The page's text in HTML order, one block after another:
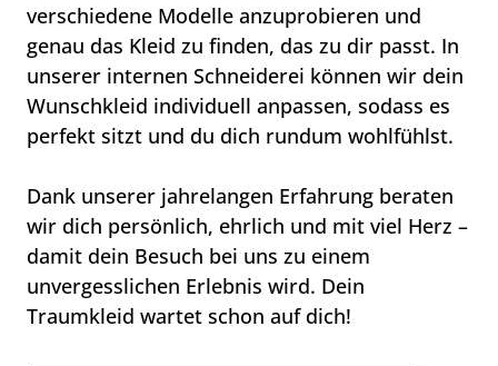
verschiedene Modelle anzuprobieren
genau das Kleid zu finden, das zu dir passt.
unserer internen Schneiderei können wir
Wunschkleid individuell anpassen, sodass
perfekt sitzt und du dich rundum wohlfühlst.
Dank unserer jahrelangen Erfahrung
wir dich persönlich, ehrlich und mit viel Herz
damit dein Besuch bei uns zu
unvergesslichen Erlebnis wird.
Traumkleid wartet schon auf dich!